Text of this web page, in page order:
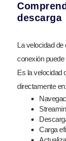
descarga
La velocidad de
conexión
Es la velocidad
directamente en:
Carga